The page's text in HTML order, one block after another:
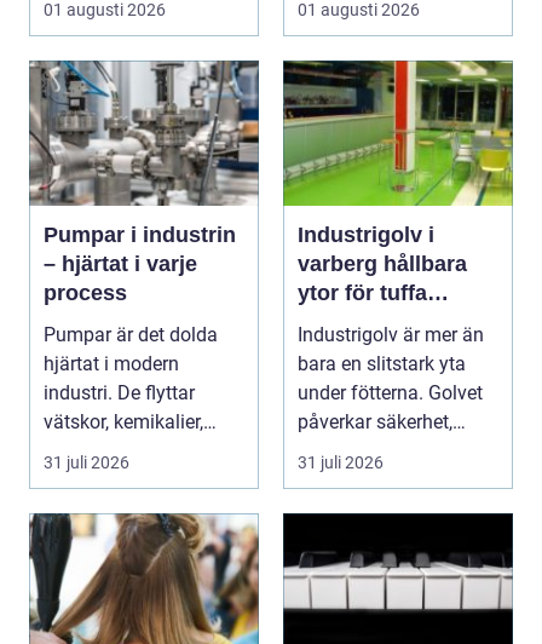
01 augusti 2026
byggna...
01 augusti 2026
Pumpar i industrin
– hjärtat i varje
process
Pumpar är det dolda
hjärtat i modern
industri. De flyttar
vätskor, kemikalier,
oljor,...
31 juli 2026
Industrigolv i
varberg hållbara
ytor för tuffa
miljöer
Industrigolv är mer än
bara en slitstark yta
under fötterna. Golvet
påverkar säkerhet,
arbetsmiljö, ...
31 juli 2026